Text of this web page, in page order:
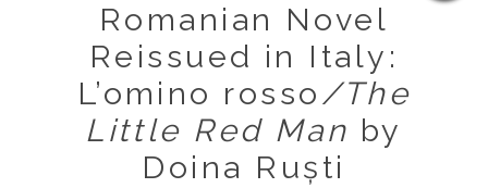
Romanian Novel
Reissued in Italy:
L’omino rosso/The
Little Red Man by
Doina Ruști